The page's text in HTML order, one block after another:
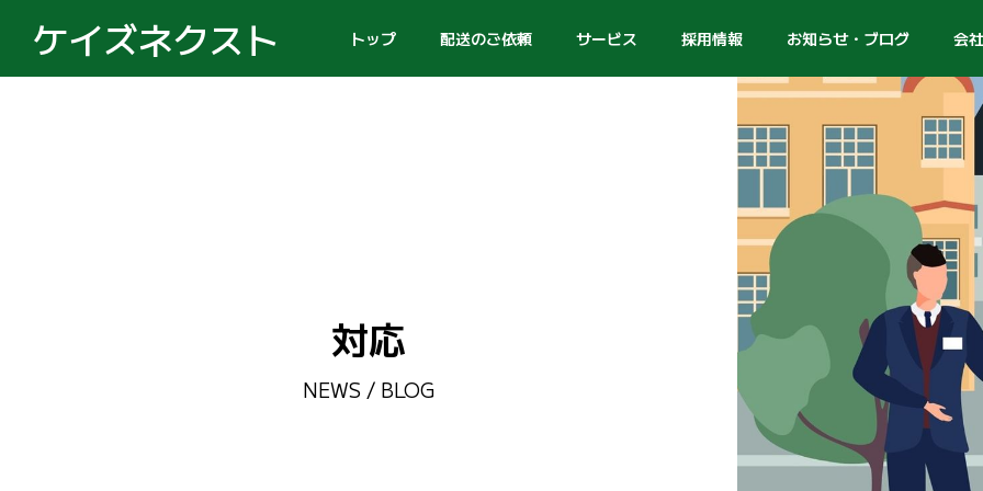
ケイズネクスト トップ 配送のご依頼 サービス 採用情報 お知らせ・ブログ 会
対応
NEWS / BLOG